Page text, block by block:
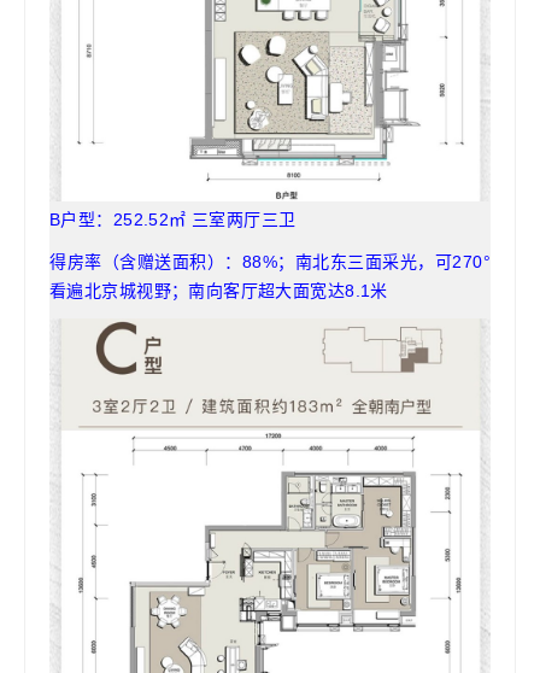
B户型：252.52㎡ 三室两厅三卫
得房率（含赠送面积）：88%；南北东三面采光，可270°
看遍北京城视野；南向客厅超大面宽达8.1米